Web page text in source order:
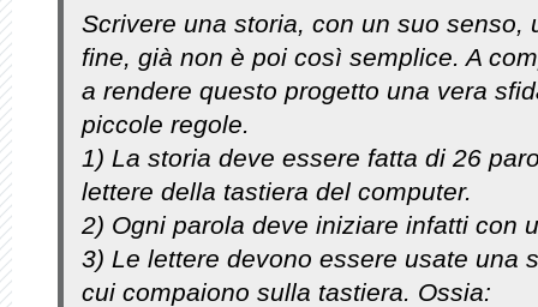
Scrivere una storia, con un suo senso,
fine, già non è poi così semplice. A
a rendere questo progetto una vera
piccole regole.
1) La storia deve essere fatta di 26
lettere della tastiera del computer.
2) Ogni parola deve iniziare infatti con
3) Le lettere devono essere usate una
cui compaiono sulla tastiera. Ossia: